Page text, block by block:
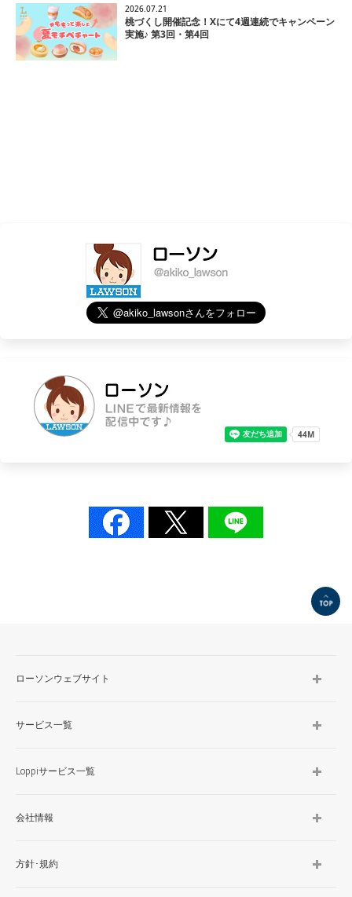
2026.07.21
桃づくし開催記念！Xにて4週連続でキャンペーン
実施♪ 第3回・第4回
ローソンウェブサイト
サービス一覧
Loppiサービス一覧
会社情報
方針･規約